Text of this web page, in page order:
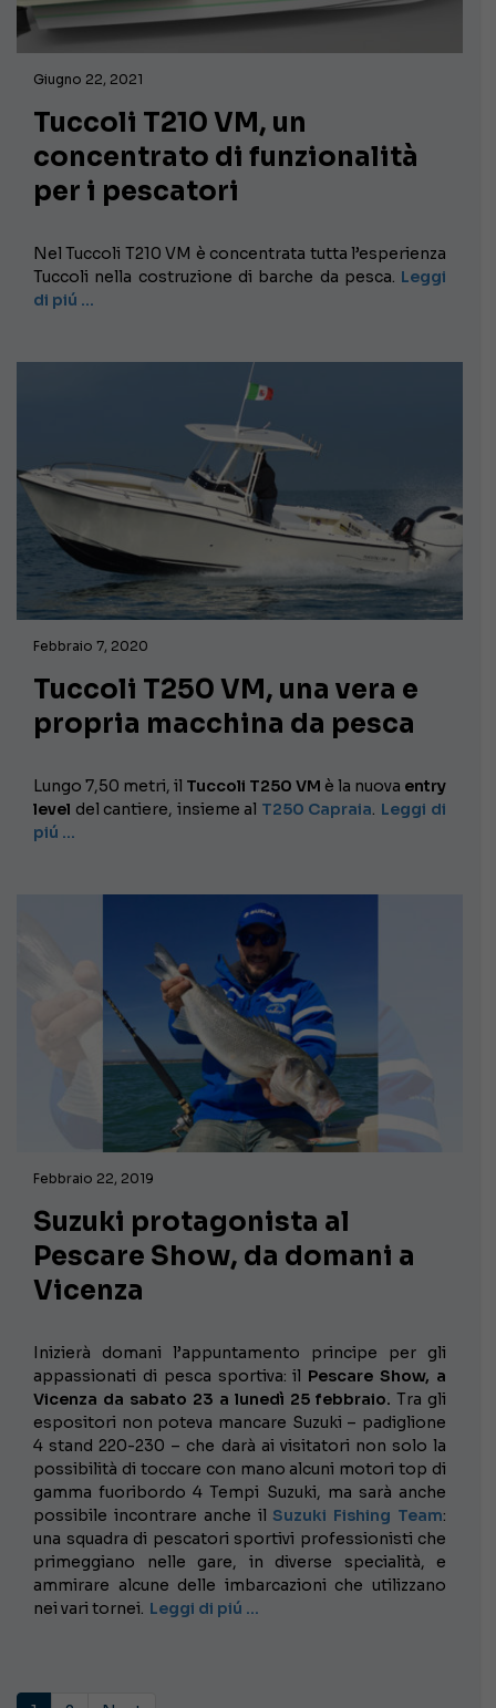
Giugno 22, 2021
Tuccoli T210 VM, un
concentrato di funzionalità
per i pescatori
Nel Tuccoli T210 VM è concentrata tutta l’esperienza
Tuccoli nella costruzione di barche da pesca. Leggi
di piú …
Febbraio 7, 2020
Tuccoli T250 VM, una vera e
propria macchina da pesca
Lungo 7,50 metri, il Tuccoli T250 VM è la nuova entry
level del cantiere, insieme al T250 Capraia. Leggi di
piú …
Febbraio 22, 2019
Suzuki protagonista al
Pescare Show, da domani a
Vicenza
Inizierà domani l’appuntamento principe per gli
appassionati di pesca sportiva: il Pescare Show, a
Vicenza da sabato 23 a lunedì 25 febbraio. Tra gli
espositori non poteva mancare Suzuki – padiglione
4 stand 220-230 – che darà ai visitatori non solo la
possibilità di toccare con mano alcuni motori top di
gamma fuoribordo 4 Tempi Suzuki, ma sarà anche
possibile incontrare anche ilSuzuki Fishing Team:
una squadra di pescatori sportivi professionisti che
primeggiano nelle gare, in diverse specialità, e
ammirare alcune delle imbarcazioni che utilizzano
nei vari tornei. Leggi di piú …